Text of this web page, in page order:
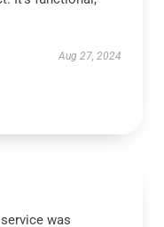
Aug 27, 2024
was